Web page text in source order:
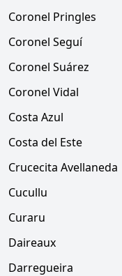
Coronel Pringles
Coronel Seguí
Coronel Suárez
Coronel Vidal
Costa Azul
Costa del Este
Crucecita Avellaneda
Cucullu
Curaru
Daireaux
Darregueira